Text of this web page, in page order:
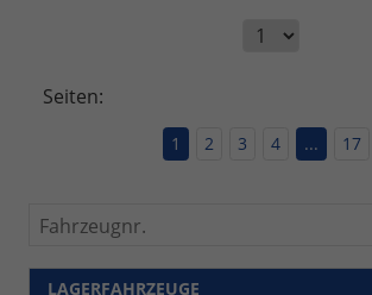
Seiten:
1 2 3 4 ... 17
Fahrzeugnr.
LAGERFAHRZEUGE